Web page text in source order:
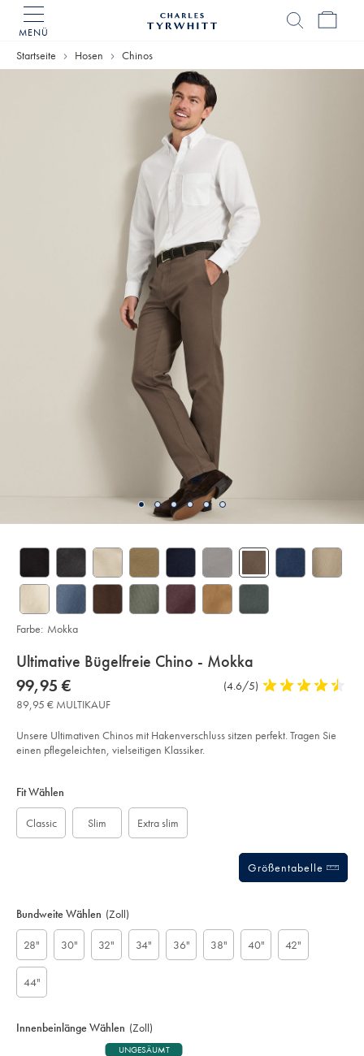
MENÜ
Home
Startseite Hosen Chinos
details
about
product:
Ultimative Bügelfreie Chino - Mokka
Details
https://www.charlestyrwhitt.com/de/ultimative-
buegelfreie-
chino-
-
mokka/TRC0274MCA.html?
sourceCode=dmdefault
now
99,95
€
99,95 € Produktrezensionen
(4.6/5) 4,6
5
89,95 € MULTIKAUF
Unsere Ultimativen Chinos mit Hakenverschluss sitzen perfekt. Tragen Sie
einen pflegeleichten, vielseitigen Klassiker.
Farbe: Mokka
Actions
cart
Fit Wählen
Classic Slim Extra slim
Größentabelle
Bundweite Wählen (Zoll)
28" 30" 32" 34" 36" 38" 40" 42"
44"
Innenbeinlänge Wählen (Zoll)
UNGESÄUMT